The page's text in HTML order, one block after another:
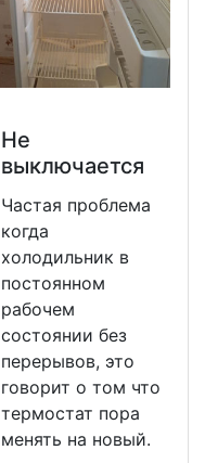
Не
выключается
Частая проблема
когда
холодильник в
постоянном
рабочем
состоянии без
перерывов, это
говорит о том что
термостат пора
менять на новый.